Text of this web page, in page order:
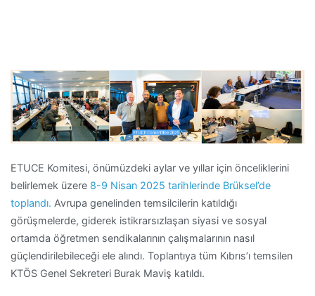
ETUCE Komitesi, önümüzdeki aylar ve yıllar için önceliklerini
belirlemek üzere 8-9 Nisan 2025 tarihlerinde Brüksel’de
toplandı. Avrupa genelinden temsilcilerin katıldığı
görüşmelerde, giderek istikrarsızlaşan siyasi ve sosyal
ortamda öğretmen sendikalarının çalışmalarının nasıl
güçlendirilebileceği ele alındı. Toplantıya tüm Kıbrıs’ı temsilen
KTÖS Genel Sekreteri Burak Maviş katıldı.